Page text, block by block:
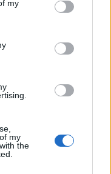
You may click to
third-party tags to
in below Google
my
my
the